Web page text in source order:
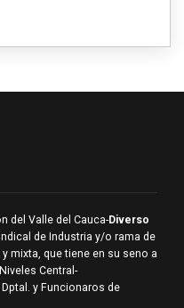
del Valle del Cauca-Diverso
de Industria y/o rama de
mixta, que tiene en su seno a
Central-
Dptal. y Funcionaros de